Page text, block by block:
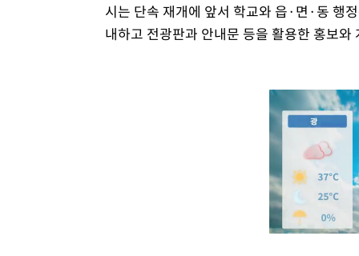
시는 단속 재개에 앞서 학교와 읍·면·동 행
내하고 전광판과 안내문 등을 활용한 홍보